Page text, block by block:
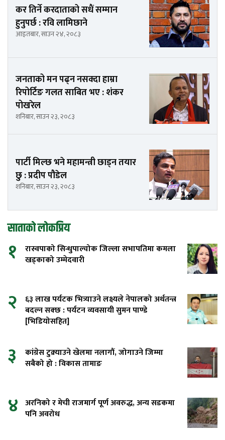
कर तिर्ने करदाताको सधैं सम्मान
हुनुपर्छ : रवि लामिछाने
आइतबार, साउन २४, २०८३
जनताको मन पढ्न नसक्दा हाम्रा
रिपोर्टिङ गलत साबित भए : शंकर
पोखरेल
शनिबार, साउन २३, २०८३
पार्टी मिल्छ भने महामन्त्री छाड्न तयार
छु : प्रदीप पौडेल
शनिबार, साउन २३, २०८३
साताको लोकप्रिय
१
रास्वपाको सिन्धुपाल्चोक जिल्ला सभापतिमा कमला
खड्काको उम्मेदवारी
२
६३ लाख पर्यटक भित्र्याउने लक्ष्यले नेपालको अर्थतन्त्र
बदल्न सक्छ : पर्यटन व्यवसायी सुमन पाण्डे
[भिडियोसहित]
३
कांग्रेस टुक्र्याउने खेलमा नलागौं, जोगाउने जिम्मा
सबैको हो : विकास तामाङ
४ अरनिको र मेची राजमार्ग पूर्ण अवरुद्ध, अन्य सडकमा
पनि अवरोध